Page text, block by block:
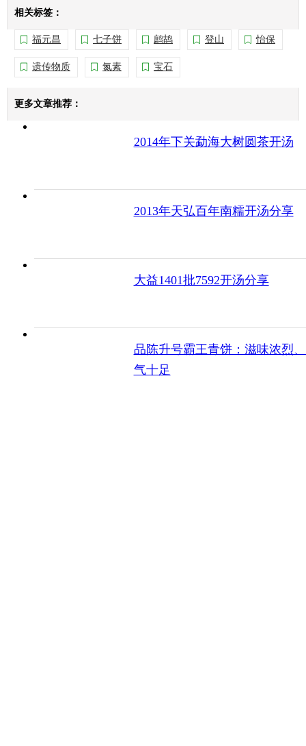
相关标签：
福元昌 七子饼 鹧鸪 登山 怡保
遗传物质 氮素 宝石
更多文章推荐：
2014年下关勐海大树圆茶开汤
2013年天弘百年南糯开汤分享
大益1401批7592开汤分享
品陈升号霸王青饼：滋味浓烈
气十足